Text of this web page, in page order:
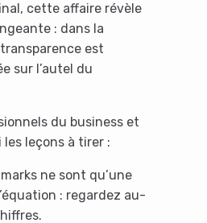
cette affaire révèle
: dans la
transparence est
sur l’autel du
du business et
leçons à tirer :
ne sont qu’une
: regardez au-
like you're
ad-blocker!